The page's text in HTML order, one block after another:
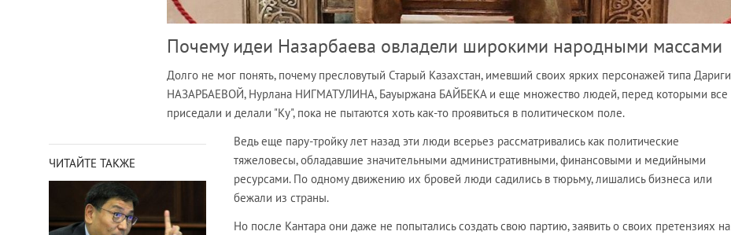
Почему идеи Назарбаева овладели широкими народными массами
Долго не мог понять, почему пресловутый Старый Казахстан, имевший своих ярких персонажей типа Дариги
НАЗАРБАЕВОЙ, Нурлана НИГМАТУЛИНА, Бауыржана БАЙБЕКА и еще множество людей, перед которыми все
приседали и делали "Ку", пока не пытаются хоть как-то проявиться в политическом поле.
ЧИТАЙТЕ ТАКЖЕ
Ведь еще пару-тройку лет назад эти люди всерьез рассматривались как политические
тяжеловесы, обладавшие значительными административными, финансовыми и медийными
ресурсами. По одному движению их бровей люди садились в тюрьму, лишались бизнеса или
бежали из страны.
Но после Кантара они даже не попытались создать свою партию, заявить о своих претензиях на